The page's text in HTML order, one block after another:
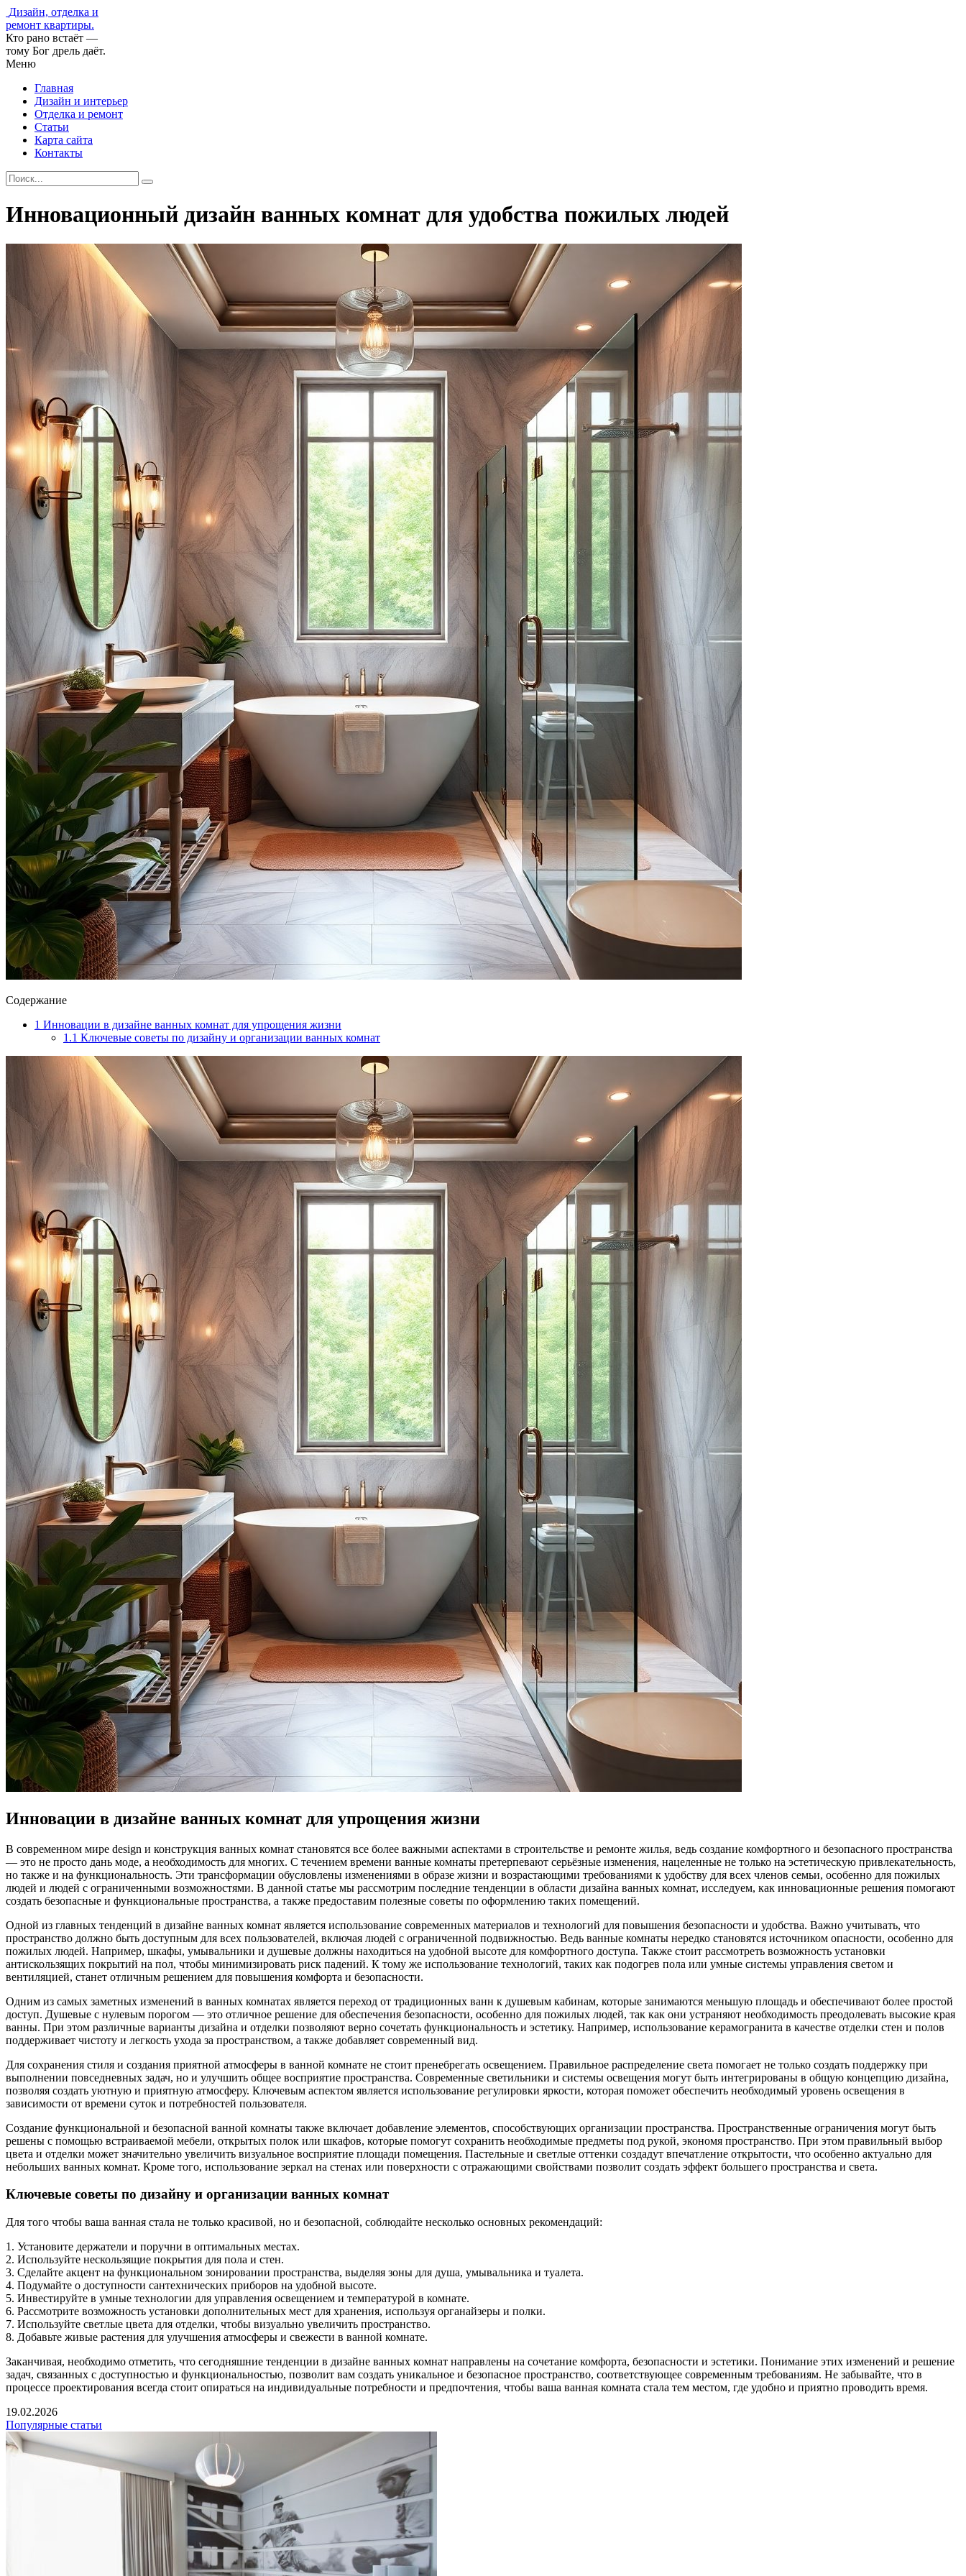
Дизайн, отделка и
ремонт квартиры.
Кто рано встаёт —
тому Бог дрель даёт.
Меню
Главная
Дизайн и интерьер
Отделка и ремонт
Статьи
Карта сайта
Контакты
Инновационный дизайн ванных комнат для удобства пожилых людей
Содержание
1 Инновации в дизайне ванных комнат для упрощения жизни
1.1 Ключевые советы по дизайну и организации ванных комнат
Инновации в дизайне ванных комнат для упрощения жизни
В современном мире design и конструкция ванных комнат становятся все более важными аспектами в строительстве и ремонте жилья, ведь создание комфортного и безопасного пространства
— это не просто дань моде, а необходимость для многих. С течением времени ванные комнаты претерпевают серьёзные изменения, нацеленные не только на эстетическую привлекательность,
но также и на функциональность. Эти трансформации обусловлены изменениями в образе жизни и возрастающими требованиями к удобству для всех членов семьи, особенно для пожилых
людей и людей с ограниченными возможностями. В данной статье мы рассмотрим последние тенденции в области дизайна ванных комнат, исследуем, как инновационные решения помогают
создать безопасные и функциональные пространства, а также предоставим полезные советы по оформлению таких помещений.
Одной из главных тенденций в дизайне ванных комнат является использование современных материалов и технологий для повышения безопасности и удобства. Важно учитывать, что
пространство должно быть доступным для всех пользователей, включая людей с ограниченной подвижностью. Ведь ванные комнаты нередко становятся источником опасности, особенно для
пожилых людей. Например, шкафы, умывальники и душевые должны находиться на удобной высоте для комфортного доступа. Также стоит рассмотреть возможность установки
антискользящих покрытий на пол, чтобы минимизировать риск падений. К тому же использование технологий, таких как подогрев пола или умные системы управления светом и
вентиляцией, станет отличным решением для повышения комфорта и безопасности.
Одним из самых заметных изменений в ванных комнатах является переход от традиционных ванн к душевым кабинам, которые занимаются меньшую площадь и обеспечивают более простой
доступ. Душевые с нулевым порогом — это отличное решение для обеспечения безопасности, особенно для пожилых людей, так как они устраняют необходимость преодолевать высокие края
ванны. При этом различные варианты дизайна и отделки позволяют верно сочетать функциональность и эстетику. Например, использование керамогранита в качестве отделки стен и полов
поддерживает чистоту и легкость ухода за пространством, а также добавляет современный вид.
Для сохранения стиля и создания приятной атмосферы в ванной комнате не стоит пренебрегать освещением. Правильное распределение света помогает не только создать поддержку при
выполнении повседневных задач, но и улучшить общее восприятие пространства. Современные светильники и системы освещения могут быть интегрированы в общую концепцию дизайна,
позволяя создать уютную и приятную атмосферу. Ключевым аспектом является использование регулировки яркости, которая поможет обеспечить необходимый уровень освещения в
зависимости от времени суток и потребностей пользователя.
Создание функциональной и безопасной ванной комнаты также включает добавление элементов, способствующих организации пространства. Пространственные ограничения могут быть
решены с помощью встраиваемой мебели, открытых полок или шкафов, которые помогут сохранить необходимые предметы под рукой, экономя пространство. При этом правильный выбор
цвета и отделки может значительно увеличить визуальное восприятие площади помещения. Пастельные и светлые оттенки создадут впечатление открытости, что особенно актуально для
небольших ванных комнат. Кроме того, использование зеркал на стенах или поверхности с отражающими свойствами позволит создать эффект большего пространства и света.
Ключевые советы по дизайну и организации ванных комнат
Для того чтобы ваша ванная стала не только красивой, но и безопасной, соблюдайте несколько основных рекомендаций:
1. Установите держатели и поручни в оптимальных местах.
2. Используйте нескользящие покрытия для пола и стен.
3. Сделайте акцент на функциональном зонировании пространства, выделяя зоны для душа, умывальника и туалета.
4. Подумайте о доступности сантехнических приборов на удобной высоте.
5. Инвестируйте в умные технологии для управления освещением и температурой в комнате.
6. Рассмотрите возможность установки дополнительных мест для хранения, используя органайзеры и полки.
7. Используйте светлые цвета для отделки, чтобы визуально увеличить пространство.
8. Добавьте живые растения для улучшения атмосферы и свежести в ванной комнате.
Заканчивая, необходимо отметить, что сегодняшние тенденции в дизайне ванных комнат направлены на сочетание комфорта, безопасности и эстетики. Понимание этих изменений и решение
задач, связанных с доступностью и функциональностью, позволит вам создать уникальное и безопасное пространство, соответствующее современным требованиям. Не забывайте, что в
процессе проектирования всегда стоит опираться на индивидуальные потребности и предпочтения, чтобы ваша ванная комната стала тем местом, где удобно и приятно проводить время.
19.02.2026
Популярные статьи